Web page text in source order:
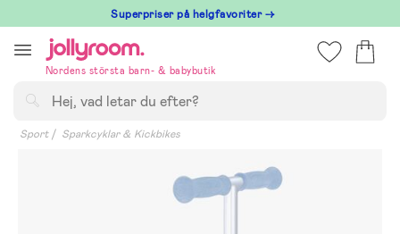
till
innehållet
Superpriser på helgfavoriter →
Nordens största barn- & babybutik
Sport Sparkcyklar & Kickbikes